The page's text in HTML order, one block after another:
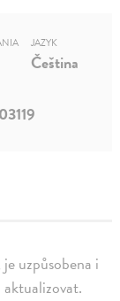
uzpůsobena i
JAZYK
Čeština